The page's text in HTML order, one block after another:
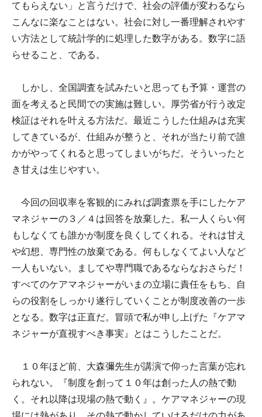
てもらえない」と言うだけで、社会の評価が変わるなら
こんなに楽なことはない。社会に対し一番理解されやす
い方法として統計学的に処理した数字がある。数字に語
らせること、である。
しかし、全国調査を試みたいと思っても予算・運営の
面を考えると民間での実施は難しい。厚労省が行う改定
検証はそれを叶える方法だ。最近こうした仕組みは充実
してきているが、仕組みが整うと、それが当たり前で誰
かがやってくれると思ってしまいがちだ。そういったと
き甘えは生じやすい。
今回の回収率を客観的にみれば調査票を手にしたケア
マネジャーの３／４は回答を放棄した。私一人くらい何
もしなくても誰かが制度を良くしてくれる。それは甘え
や幻想、専門性の放棄である。何もしなくてよい人など
一人もいない。ましてや専門職であるならなおさらだ！
すべてのケアマネジャーがいまの立場に責任をもち、自
らの役割をしっかり遂行していくことが制度改善の一歩
となる。数字は正直だ。冒頭で私が申し上げた『ケアマ
ネジャーが直視すべき事実』とはこうしたことだ。
１０年ほど前、大森彌先生が講演で仰った言葉が忘れ
られない。『制度を創って１０年は創った人の熱で動
く。それ以降は現場の熱で動く』。ケアマネジャーの現